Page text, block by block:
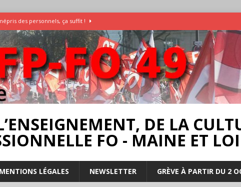
des personnels, ça suffit !
de travail dans les écoles AESH
du Dr Abu Safyia – pour la Palestine
DE LA
FO - MAINE ET
MENTIONS LÉGALES NEWSLETTER GRÈVE À PARTIR DU 2